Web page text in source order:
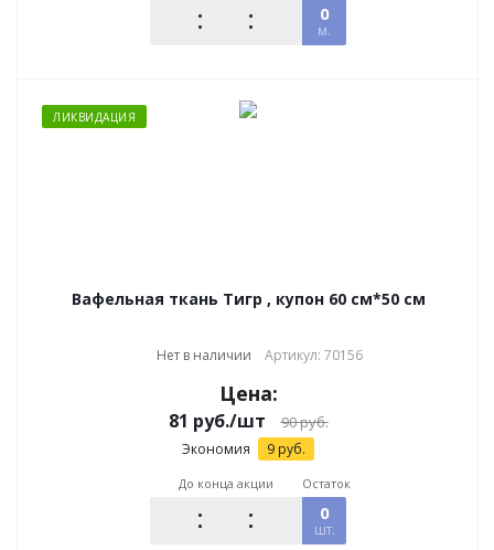
0
м.
ЛИКВИДАЦИЯ
Вафельная ткань Тигр , купон 60 см*50 см
Нет в наличии Артикул: 70156
Цена:
81 руб./шт 90руб.
Экономия 9 руб.
До конца акции Остаток
0
шт.